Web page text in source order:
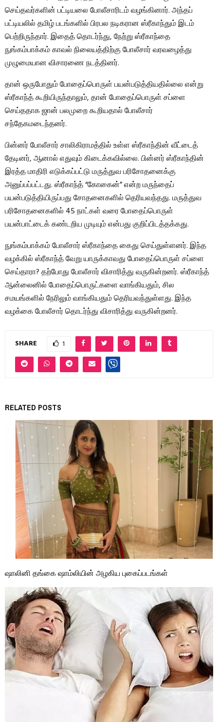
செய்தவர்களின் பட்டியலை போலீசாரிடம் வழங்கினார். அந்தப்
பட்டியலில் தமிழ் படங்களில் பிரபல நடிகரான ஸ்ரீகாந்தும் இடம்
பெற்றிருந்தார். இதைத் தொடர்ந்து, நேற்று ஸ்ரீகாந்தை
நுங்கம்பாக்கம் காவல் நிலையத்திற்கு போலீசார் வரவழைத்து
முழுமையான விசாரணை நடத்தினர்.
தான் ஒருபோதும் போதைப்பொருள் பயன்படுத்தியதில்லை என்று
ஸ்ரீகாந்த் கூறியிருந்தாலும், தான் போதைப்பொருள் சப்ளை
செய்ததாக ஜான் பலமுறை கூறியதால் போலீசார்
சந்தேகமடைந்தனர்.
பின்னர் போலீசார் சாலிகிராமத்தில் உள்ள ஸ்ரீகாந்தின் வீட்டைத்
தேடினர், ஆனால் எதுவும் கிடைக்கவில்லை. பின்னர் ஸ்ரீகாந்தின்
இரத்த மாதிரி எடுக்கப்பட்டு மருத்துவ பரிசோதனைக்கு
அனுப்பப்பட்டது. ஸ்ரீகாந்த் “கோகைன்” என்ற மருந்தைப்
பயன்படுத்தியிருப்பது சோதனைகளில் தெரியவந்தது. மருத்துவ
பரிசோதனைகளில் 45 நாட்கள் வரை போதைப்பொருள்
பயன்பாட்டைக் கண்டறிய முடியும் என்பது குறிப்பிடத்தக்கது.
நுங்கம்பாக்கம் போலீசார் ஸ்ரீகாந்தை கைது செய்துள்ளனர். இந்த
வழக்கில் ஸ்ரீகாந்த் வேறு யாருக்காவது போதைப்பொருள் சப்ளை
செய்தாரா? தற்போது போலீசார் விசாரித்து வருகின்றனர். ஸ்ரீகாந்த்
ஆன்லைனில் போதைப்பொருட்களை வாங்கியதும், சில
சமயங்களில் நேரிலும் வாங்கியதும் தெரியவந்துள்ளது. இந்த
வழக்கை போலீசார் தொடர்ந்து விசாரித்து வருகின்றனர்.
SHARE 1
RELATED POSTS
ஷாலினி தங்கை ஷாம்லியின் அழகிய புகைப்படங்கள்